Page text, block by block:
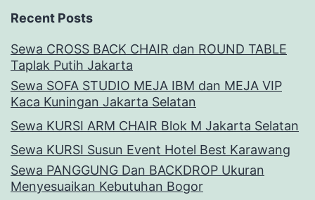
Recent Posts
Sewa CROSS BACK CHAIR dan ROUND TABLE
Taplak Putih Jakarta
Sewa SOFA STUDIO MEJA IBM dan MEJA VIP
Kaca Kuningan Jakarta Selatan
Sewa KURSI ARM CHAIR Blok M Jakarta Selatan
Sewa KURSI Susun Event Hotel Best Karawang
Sewa PANGGUNG Dan BACKDROP Ukuran
Menyesuaikan Kebutuhan Bogor